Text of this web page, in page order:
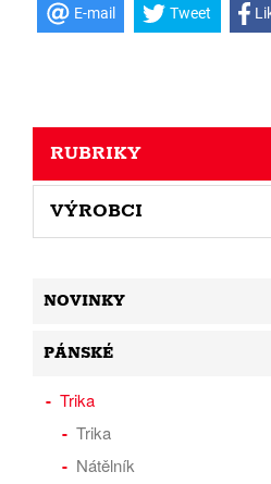
E-mail Tweet
RUBRIKY
VÝROBCI
NOVINKY
PÁNSKÉ
Trika
Trika
Nátělník